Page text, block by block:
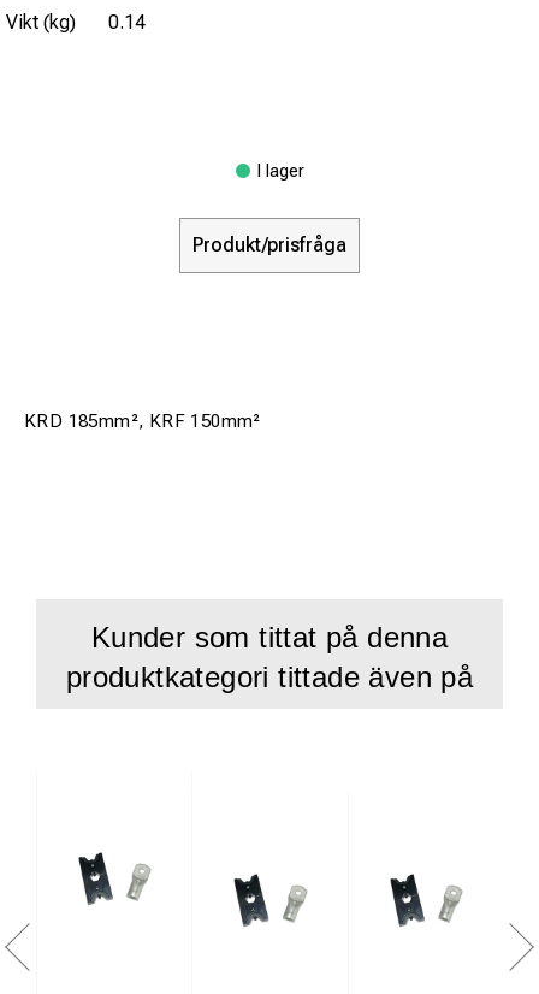
Vikt (kg)
0.14
I lager
Produkt/prisfråga
KRD 185mm², KRF 150mm²
Kunder som tittat på denna
produktkategori tittade även på